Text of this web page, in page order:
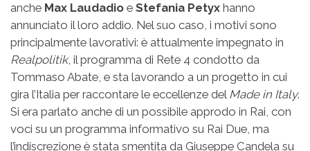
anche Max Laudadio e Stefania Petyx hanno
annunciato il loro addio. Nel suo caso, i motivi sono
principalmente lavorativi: è attualmente impegnato in
Realpolitik, il programma di Rete 4 condotto da
Tommaso Abate, e sta lavorando a un progetto in cui
gira l’Italia per raccontare le eccellenze del Made in Italy.
Si era parlato anche di un possibile approdo in Rai, con
voci su un programma informativo su Rai Due, ma
l’indiscrezione è stata smentita da Giuseppe Candela su